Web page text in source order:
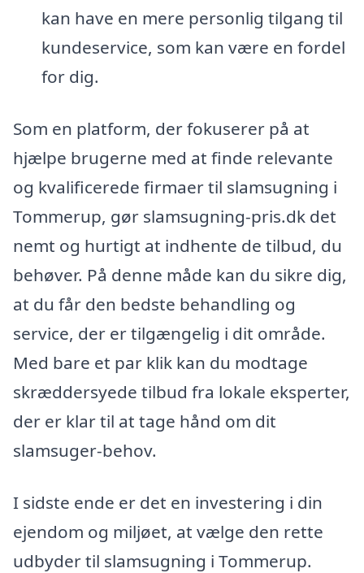
kan have en mere personlig tilgang til
kundeservice, som kan være en fordel
for dig.
Som en platform, der fokuserer på at
hjælpe brugerne med at finde relevante
og kvalificerede firmaer til slamsugning i
Tommerup, gør slamsugning-pris.dk det
nemt og hurtigt at indhente de tilbud, du
behøver. På denne måde kan du sikre dig,
at du får den bedste behandling og
service, der er tilgængelig i dit område.
Med bare et par klik kan du modtage
skræddersyede tilbud fra lokale eksperter,
der er klar til at tage hånd om dit
slamsuger-behov.
I sidste ende er det en investering i din
ejendom og miljøet, at vælge den rette
udbyder til slamsugning i Tommerup.